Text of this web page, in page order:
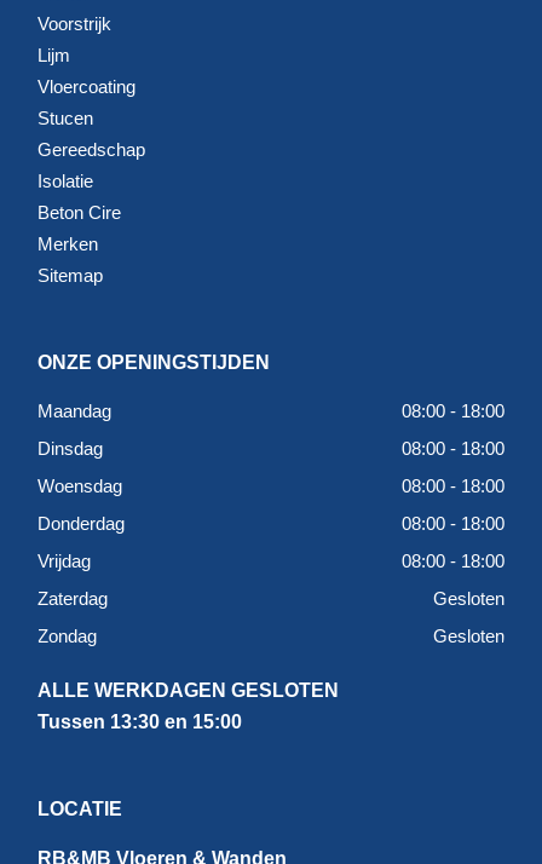
Voorstrijk
Lijm
Vloercoating
Stucen
Gereedschap
Isolatie
Beton Cire
Merken
Sitemap
ONZE OPENINGSTIJDEN
Maandag
08:00 - 18:00
Dinsdag
08:00 - 18:00
Woensdag
08:00 - 18:00
Donderdag
08:00 - 18:00
Vrijdag
08:00 - 18:00
Zaterdag
Gesloten
Zondag
Gesloten
ALLE WERKDAGEN GESLOTEN
Tussen 13:30 en 15:00
LOCATIE
RB&MB Vloeren & Wanden